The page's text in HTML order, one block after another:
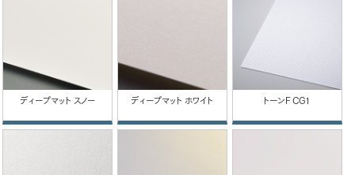
ディープマット スノー ディープマット ホワイト トーンF CG1